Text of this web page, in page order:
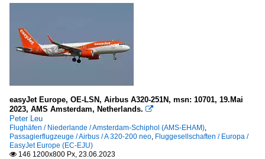
easyJet Europe, OE-LSN, Airbus A320-251N, msn: 10701, 19.Mai
2023, AMS Amsterdam, Netherlands. 
Peter Leu
Flughäfen / Niederlande / Amsterdam-Schiphol (AMS-EHAM),
Passagierflugzeuge / Airbus / A 320-200 neo, Fluggesellschaften / Europa /
EasyJet Europe (EC-EJU)
 146 1200x800 Px, 23.06.2023